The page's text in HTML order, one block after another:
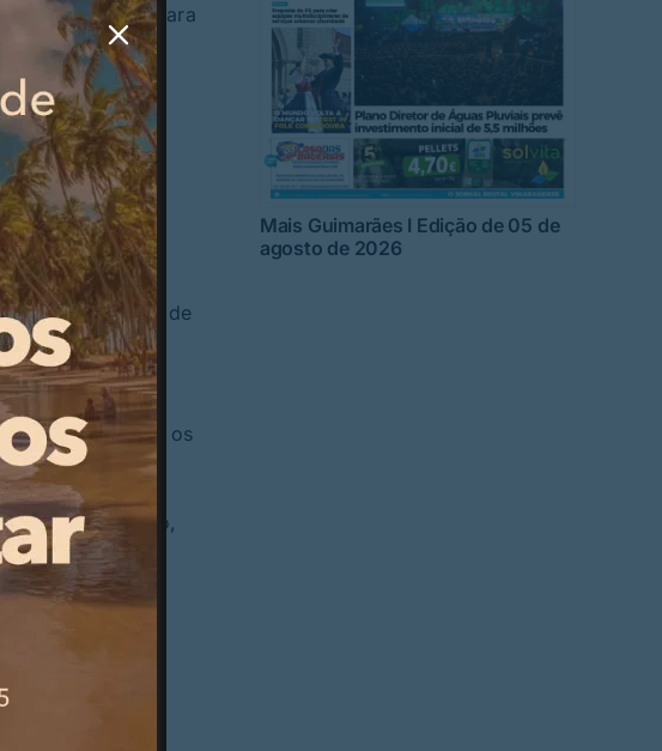
Xadrez, da Câmara
também a
orientado pelo
e partilha aos
para a manhã de
mínimo de 500
que passa para os
de Famalicão,
Mais Guimarães I Edição de 05 de
agosto de 2026